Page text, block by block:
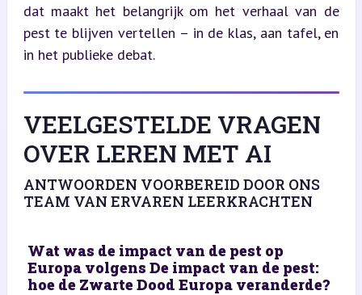
dat maakt het belangrijk om het verhaal van de
pest te blijven vertellen – in de klas, aan tafel, en
in het publieke debat.
VEELGESTELDE VRAGEN
OVER LEREN MET AI
ANTWOORDEN VOORBEREID DOOR ONS
TEAM VAN ERVAREN LEERKRACHTEN
Wat was de impact van de pest op
Europa volgens De impact van de pest:
hoe de Zwarte Dood Europa veranderde?